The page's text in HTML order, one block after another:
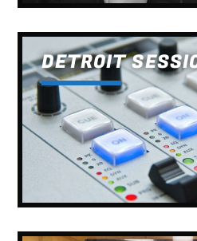
5 IN THE STREET
Wally Tez
SEE
DETROIT